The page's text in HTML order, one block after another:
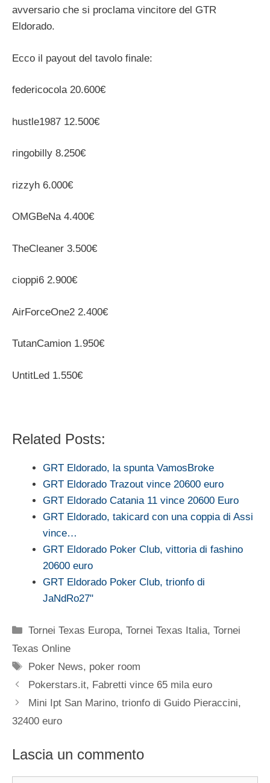
avversario che si proclama vincitore del GTR
Eldorado.
Ecco il payout del tavolo finale:
federicocola 20.600€
hustle1987 12.500€
ringobilly 8.250€
rizzyh 6.000€
OMGBeNa 4.400€
TheCleaner 3.500€
cioppi6 2.900€
AirForceOne2 2.400€
TutanCamion 1.950€
UntitLed 1.550€
Related Posts:
GRT Eldorado, la spunta VamosBroke
GRT Eldorado Trazout vince 20600 euro
GRT Eldorado Catania 11 vince 20600 Euro
GRT Eldorado, takicard con una coppia di Assi
vince…
GRT Eldorado Poker Club, vittoria di fashino
20600 euro
GRT Eldorado Poker Club, trionfo di
JaNdRo27"
Categorie
Tornei Texas Europa,Tornei Texas Italia,Tornei
Texas Online
Tag
Poker News, poker room
Pokerstars.it, Fabretti vince 65 mila euro
Mini Ipt San Marino, trionfo di Guido Pieraccini,
32400 euro
Lascia un commento